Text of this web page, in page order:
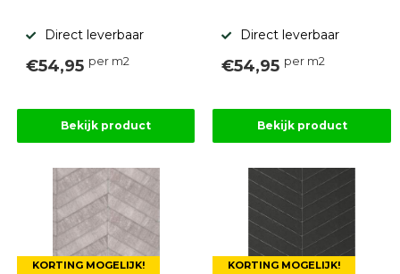
Grind
zand
Afwatering
Beplantings
betonelementen
Kunstgras
Aanbiedingen
Direct leverbaar
€54,95 per m2
Bekijk product
Direct leverbaar
€54,95 per m2
Bekijk product
KORTING MOGELIJK! KORTING MOGELIJK!